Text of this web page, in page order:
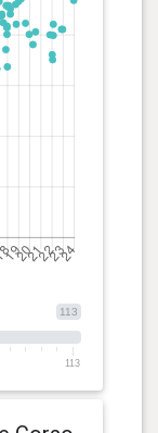
113
113